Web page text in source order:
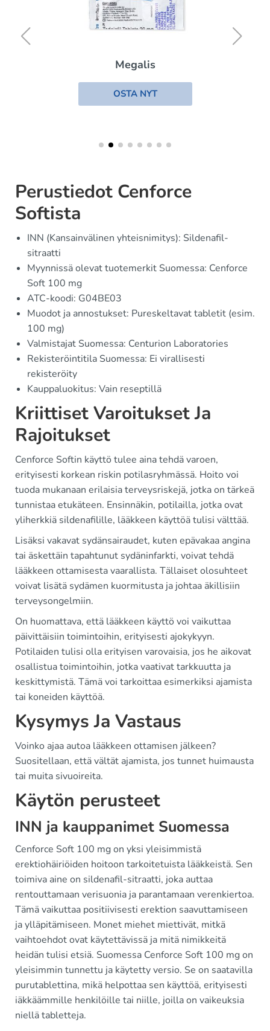
Megalis
OSTA NYT
Perustiedot Cenforce
Softista
INN (Kansainvälinen yhteisnimitys): Sildenafil-
sitraatti
Myynnissä olevat tuotemerkit Suomessa: Cenforce
Soft 100 mg
ATC-koodi: G04BE03
Muodot ja annostukset: Pureskeltavat tabletit (esim.
100 mg)
Valmistajat Suomessa: Centurion Laboratories
Rekisteröintitila Suomessa: Ei virallisesti
rekisteröity
Kauppaluokitus: Vain reseptillä
Kriittiset Varoitukset Ja
Rajoitukset
Cenforce Softin käyttö tulee aina tehdä varoen,
erityisesti korkean riskin potilasryhmässä. Hoito voi
tuoda mukanaan erilaisia terveysriskejä, jotka on tärkeä
tunnistaa etukäteen. Ensinnäkin, potilailla, jotka ovat
yliherkkiä sildenafilille, lääkkeen käyttöä tulisi välttää.
Lisäksi vakavat sydänsairaudet, kuten epävakaa angina
tai äskettäin tapahtunut sydäninfarkti, voivat tehdä
lääkkeen ottamisesta vaarallista. Tällaiset olosuhteet
voivat lisätä sydämen kuormitusta ja johtaa äkillisiin
terveysongelmiin.
On huomattava, että lääkkeen käyttö voi vaikuttaa
päivittäisiin toimintoihin, erityisesti ajokykyyn.
Potilaiden tulisi olla erityisen varovaisia, jos he aikovat
osallistua toimintoihin, jotka vaativat tarkkuutta ja
keskittymistä. Tämä voi tarkoittaa esimerkiksi ajamista
tai koneiden käyttöä.
Kysymys Ja Vastaus
Voinko ajaa autoa lääkkeen ottamisen jälkeen?
Suositellaan, että vältät ajamista, jos tunnet huimausta
tai muita sivuoireita.
Käytön perusteet
INN ja kauppanimet Suomessa
Cenforce Soft 100 mg on yksi yleisimmistä
erektiohäiriöiden hoitoon tarkoitetuista lääkkeistä. Sen
toimiva aine on sildenafil-sitraatti, joka auttaa
rentouttamaan verisuonia ja parantamaan verenkiertoa.
Tämä vaikuttaa positiivisesti erektion saavuttamiseen
ja ylläpitämiseen. Monet miehet miettivät, mitkä
vaihtoehdot ovat käytettävissä ja mitä nimikkeitä
heidän tulisi etsiä. Suomessa Cenforce Soft 100 mg on
yleisimmin tunnettu ja käytetty versio. Se on saatavilla
purutablettina, mikä helpottaa sen käyttöä, erityisesti
iäkkäämmille henkilöille tai niille, joilla on vaikeuksia
niellä tabletteja.